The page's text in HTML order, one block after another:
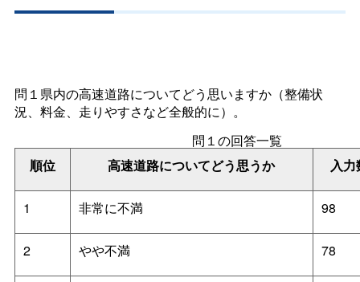
問１県内の高速道路についてどう思いますか（整備状
況、料金、走りやすさなど全般的に）。
順位 高速道路についてどう思うか 入力
問１の回答一覧
1 非常に不満 98
2 やや不満 78